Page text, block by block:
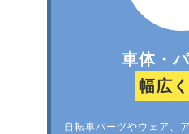
車体・
幅広
自転車パーツやウェア、